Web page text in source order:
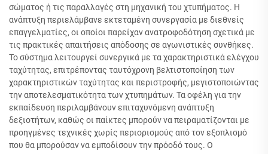
σώματος ή τις παραλλαγές στη μηχανική του χτυπήματος. Η
ανάπτυξη περιελάμβανε εκτεταμένη συνεργασία με διεθνείς
επαγγελματίες, οι οποίοι παρείχαν ανατροφοδότηση σχετικά με
τις πρακτικές απαιτήσεις απόδοσης σε αγωνιστικές συνθήκες.
Το σύστημα λειτουργεί συνεργικά με τα χαρακτηριστικά ελέγχου
ταχύτητας, επιτρέποντας ταυτόχρονη βελτιστοποίηση των
χαρακτηριστικών ταχύτητας και περιστροφής, μεγιστοποιώντας
την αποτελεσματικότητα των χτυπημάτων. Τα οφέλη για την
εκπαίδευση περιλαμβάνουν επιταχυνόμενη ανάπτυξη
δεξιοτήτων, καθώς οι παίκτες μπορούν να πειραματίζονται με
προηγμένες τεχνικές χωρίς περιορισμούς από τον εξοπλισμό
που θα μπορούσαν να εμποδίσουν την πρόοδό τους. Ο